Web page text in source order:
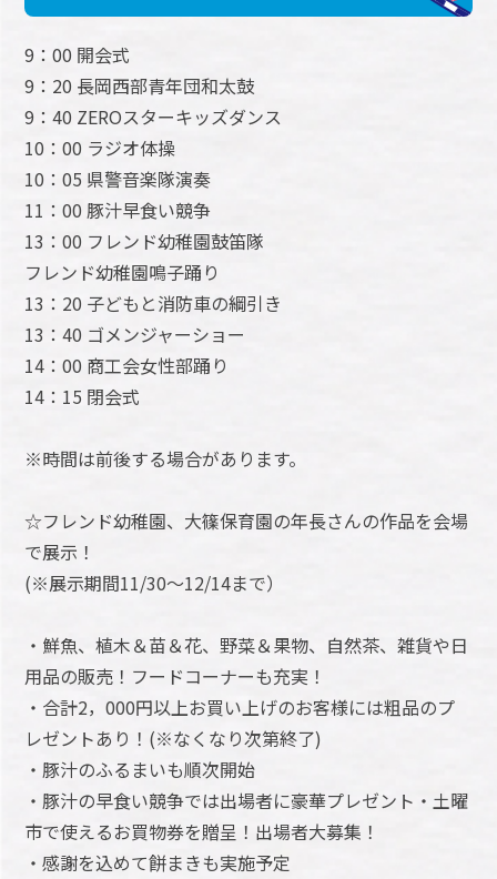
9：00 開会式
9：20 長岡西部青年団和太鼓
9：40 ZEROスターキッズダンス
10：00 ラジオ体操
10：05 県警音楽隊演奏
11：00 豚汁早食い競争
13：00 フレンド幼稚園鼓笛隊
フレンド幼稚園鳴子踊り
13：20 子どもと消防車の綱引き
13：40 ゴメンジャーショー
14：00 商工会女性部踊り
14：15 閉会式
※時間は前後する場合があります。
☆フレンド幼稚園、大篠保育園の年長さんの作品を会場
で展示！
(※展示期間11/30～12/14まで）
・鮮魚、植木＆苗＆花、野菜＆果物、自然茶、雑貨や日
用品の販売！フードコーナーも充実！
・合計2，000円以上お買い上げのお客様には粗品のプ
レゼントあり！(※なくなり次第終了)
・豚汁のふるまいも順次開始
・豚汁の早食い競争では出場者に豪華プレゼント・土曜
市で使えるお買物券を贈呈！出場者大募集！
・感謝を込めて餅まきも実施予定